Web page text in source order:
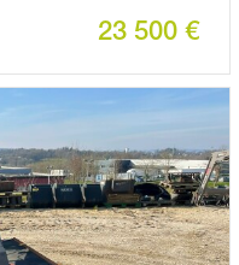
23 500 €